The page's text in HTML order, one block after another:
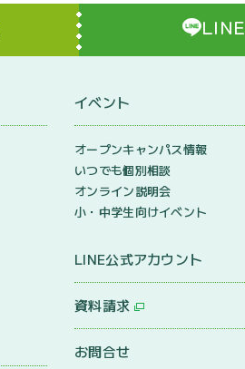
LINE
イベント
オープンキャンパス情報
いつでも個別相談
オンライン説明会
小・中学生向けイベント
LINE公式アカウント
資料請求
お問合せ